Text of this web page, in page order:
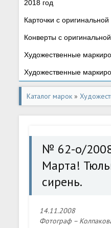
2018 год
Карточки с
Конверты с
Художественные
Художественные
Каталог марок »
открытки» № 62-о/2008.
№ 62-о/
Марта!
сирень.
14.11.2008
Фотограф –